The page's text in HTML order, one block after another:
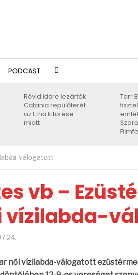
PODCAST
Rövid időre lezárták
Catania repülőterét
az Etna kitörése
miatt
Tarr
válogatott
vb –
vízilabda-
női vízilabda-válogatott